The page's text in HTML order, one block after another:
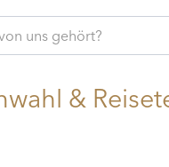
uns gehört?
&